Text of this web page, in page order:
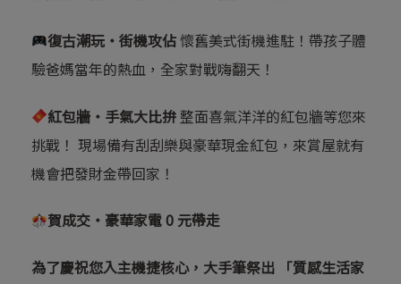
復古潮玩・街機攻佔懷舊美式街機進駐！帶孩子體
驗爸媽當年的熱血，全家對戰嗨翻天！
紅包牆・手氣大比拚整面喜氣洋洋的紅包牆等您來
挑戰！ 現場備有刮刮樂與豪華現金紅包，來賞屋就有
機會把發財金帶回家！
賀成交・豪華家電 0 元帶走
為了慶祝您入主機捷核心，大手筆祭出 「質感生活家